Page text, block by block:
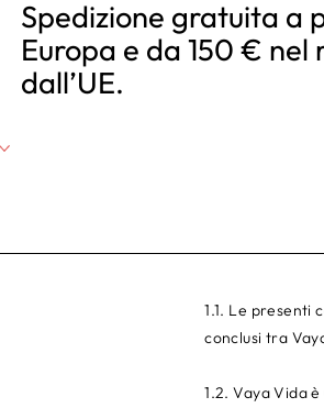
Spedizione gratuita a
Europa e da 150 €
dall’UE.
1.1. Le presenti
conclusi tra
1.2. Vaya Vida